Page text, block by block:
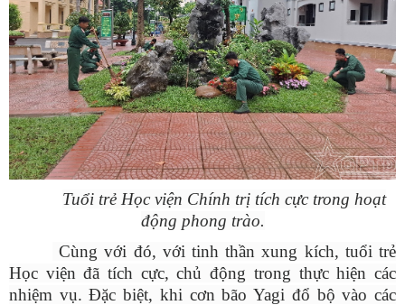
Tuổi trẻ Học viện Chính trị tích cực trong hoạt
động phong trào.
Cùng với đó, với tinh thần xung kích, tuổi trẻ
Học viện đã tích cực, chủ động trong thực hiện các
nhiệm vụ. Đặc biệt, khi cơn bão Yagi đổ bộ vào các